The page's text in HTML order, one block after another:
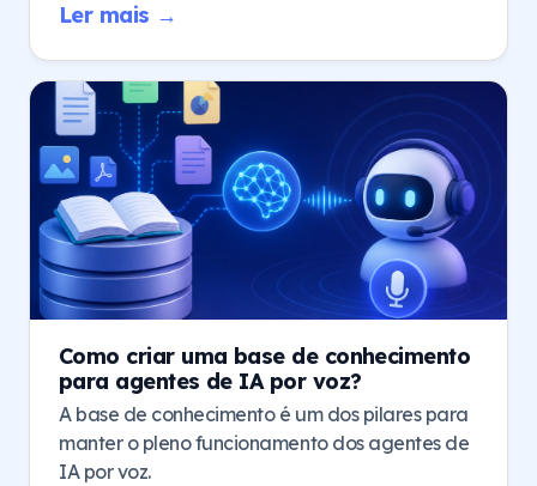
Ler mais →
Como criar uma base de conhecimento
para agentes de IA por voz?
A base de conhecimento é um dos pilares para
manter o pleno funcionamento dos agentes de
IA por voz.